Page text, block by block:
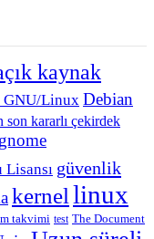
kaynak
GNU/Linux Debian
son kararlı çekirdek
gnome
Lisansı güvenlik
kernel linux
takvimi test The Document